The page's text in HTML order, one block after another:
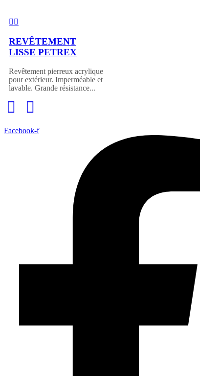
REVÊTEMENT
LISSE PETREX
Revêtement pierreux acrylique
pour extérieur. Imperméable et
lavable. Grande résistance...
Facebook-f